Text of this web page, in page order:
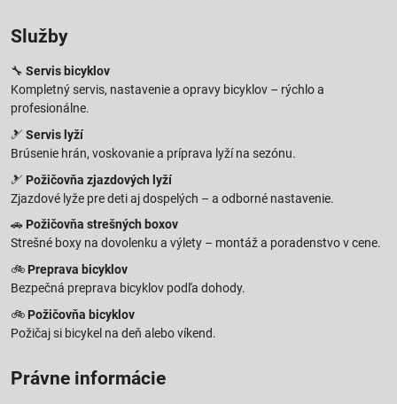
Služby
🔧 Servis bicyklov
Kompletný servis, nastavenie a opravy bicyklov – rýchlo a
profesionálne.
🎿 Servis lyží
Brúsenie hrán, voskovanie a príprava lyží na sezónu.
🎿 Požičovňa zjazdových lyží
Zjazdové lyže pre deti aj dospelých – a odborné nastavenie.
🚗 Požičovňa strešných boxov
Strešné boxy na dovolenku a výlety – montáž a poradenstvo v cene.
🚲 Preprava bicyklov
Bezpečná preprava bicyklov podľa dohody.
🚲 Požičovňa bicyklov
Požičaj si bicykel na deň alebo víkend.
Právne informácie